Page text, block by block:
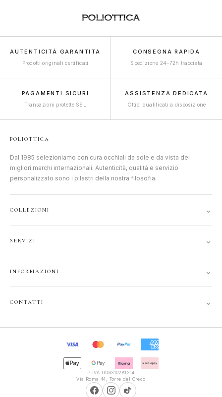
AUTENTICITÀ GARANTITA
Prodotti originali certificati
CONSEGNA RAPIDA
Spedizione 24–72h tracciata
PAGAMENTI SICURI
Transazioni protette SSL
ASSISTENZA DEDICATA
Ottici qualificati a disposizione
POLIOTTICA
Dal 1985 selezioniamo con cura occhiali da sole e da vista dei
migliori marchi internazionali. Autenticità, qualità e servizio
personalizzato sono i pilastri della nostra filosofia.
COLLEZIONI ⌄
JUNIOR
GIFT CARD
SERVIZI ⌄
SPEDIZIONI
RECESSO
INFORMAZIONI ⌄
CONTATTI ⌄
9:30–13:00, 16:00–20:00
P.IVA IT06310281214
Via Roma 44, Torre del Greco